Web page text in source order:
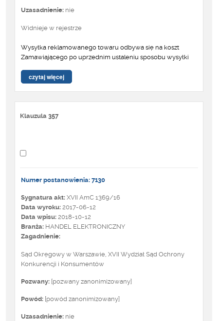
Uzasadnienie: nie
Widnieje w rejestrze
Wysyłka reklamowanego towaru odbywa się na koszt
Zamawiającego po uprzednim ustaleniu sposobu wysyłki
czytaj więcej
Klauzula 357
Numer postanowienia: 7130
Sygnatura akt: XVII AmC 1369/16
Data wyroku: 2017-06-12
Data wpisu: 2018-10-12
Branża: HANDEL ELEKTRONICZNY
Zagadnienie:
Sąd Okręgowy w Warszawie, XVII Wydział Sąd Ochrony
Konkurencji i Konsumentów
Pozwany: [pozwany zanonimizowany]
Powód: [powód zanonimizowany]
Uzasadnienie: nie